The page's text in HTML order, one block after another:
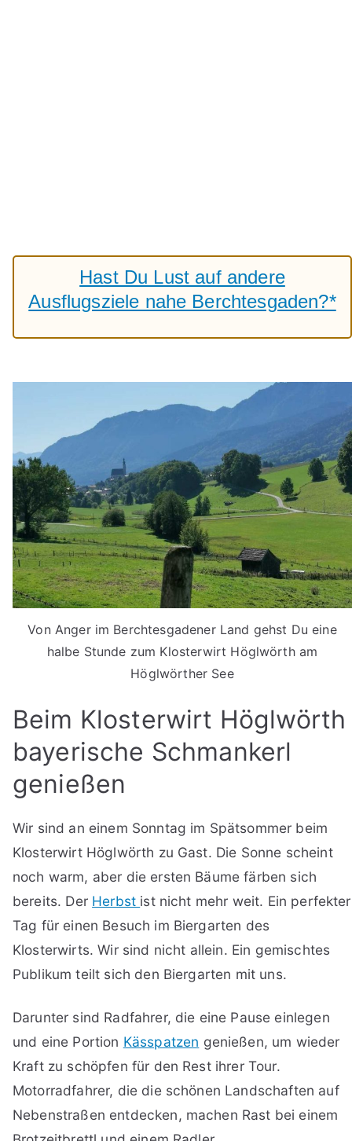
Hast Du Lust auf andere
Ausflugsziele nahe Berchtesgaden?*
Von Anger im Berchtesgadener Land gehst Du eine
halbe Stunde zum Klosterwirt Höglwörth am
Höglwörther See
Beim Klosterwirt Höglwörth
bayerische Schmankerl
genießen
Wir sind an einem Sonntag im Spätsommer beim
Klosterwirt Höglwörth zu Gast. Die Sonne scheint
noch warm, aber die ersten Bäume färben sich
bereits. Der Herbst ist nicht mehr weit. Ein perfekter
Tag für einen Besuch im Biergarten des
Klosterwirts. Wir sind nicht allein. Ein gemischtes
Publikum teilt sich den Biergarten mit uns.
Darunter sind Radfahrer, die eine Pause einlegen
und eine Portion Kässpatzen genießen, um wieder
Kraft zu schöpfen für den Rest ihrer Tour.
Motorradfahrer, die die schönen Landschaften auf
Nebenstraßen entdecken, machen Rast bei einem